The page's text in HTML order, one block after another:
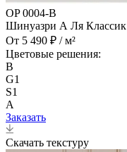
OP 0004-B
Шинуазри А Ля Классик
От 5 490 ₽ / м²
Цветовые решения:
B
G1
S1
A
Заказать
Скачать текстуру